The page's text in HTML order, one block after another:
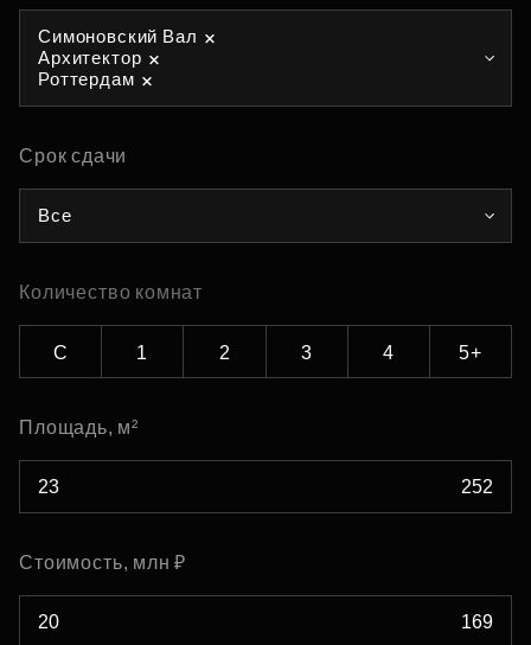
Симоновский Вал
Архитектор
Роттердам
Срок сдачи
Все
Количество комнат
С 1 2 3 4 5+
Площадь, м²
Стоимость, млн ₽